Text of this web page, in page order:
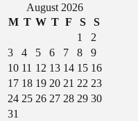
August 2026
M T W T F S
S
1
2
3
4 5 6 7 8
9
10 11 12 13 14 15 16
17 18 19 20 21 22 23
24 25 26 27 28 29 30
31